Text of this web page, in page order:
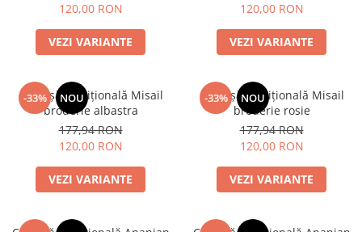
120,00 RON
VEZI VARIANTE
120,00 RON
VEZI VARIANTE
-33% NOU
Cămașă tradițională Misail
broderie albastra
177,94 RON
120,00 RON
VEZI VARIANTE
-33% NOU
Cămașă tradițională Misail
broderie rosie
177,94 RON
120,00 RON
VEZI VARIANTE